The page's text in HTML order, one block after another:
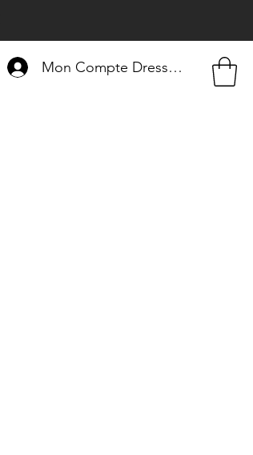
Mon Compte Dresseur